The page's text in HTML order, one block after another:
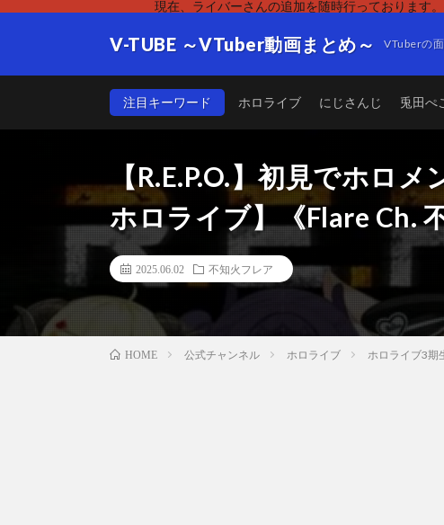
現在、ライバーさんの追加を随時行っております
V-TUBE ～VTuber動画まとめ～ VTuberの
注目キーワード ホロライブ にじさんじ 兎田ぺ
【R.E.P.O.】初見でホロ
ホロライブ】《Flare Ch.
2025.06.02 不知火フレア
HOME 公式チャンネル ホロライブ ホロライブ3期